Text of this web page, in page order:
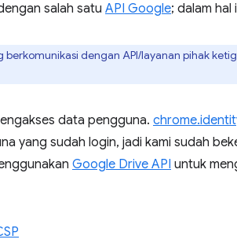
salah satu API Google; dalam hal
dengan API/layanan pihak
data pengguna.
yang sudah login, jadi kami sudah
Google Drive API untuk